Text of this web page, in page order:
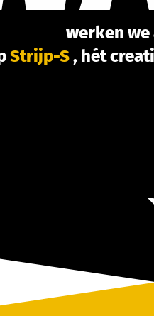
werken we
Strijp-S, hét